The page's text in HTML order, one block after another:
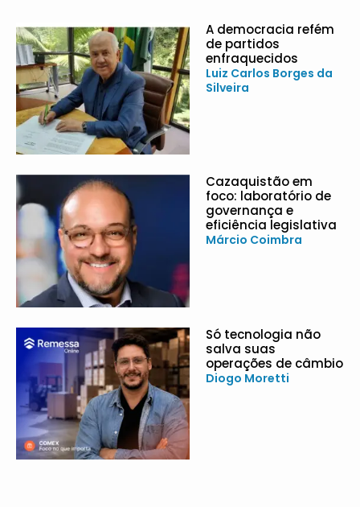
A democracia refém
de partidos
enfraquecidos
Luiz Carlos Borges da
Silveira
Cazaquistão em
foco: laboratório de
governança e
eficiência legislativa
Márcio Coimbra
Só tecnologia não
salva suas
operações de câmbio
Diogo Moretti